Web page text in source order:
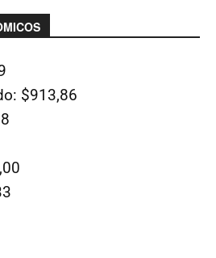
$913,86